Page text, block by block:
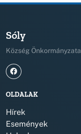
Sóly
Község Önkormányzata
OLDALAK
Hírek
Események